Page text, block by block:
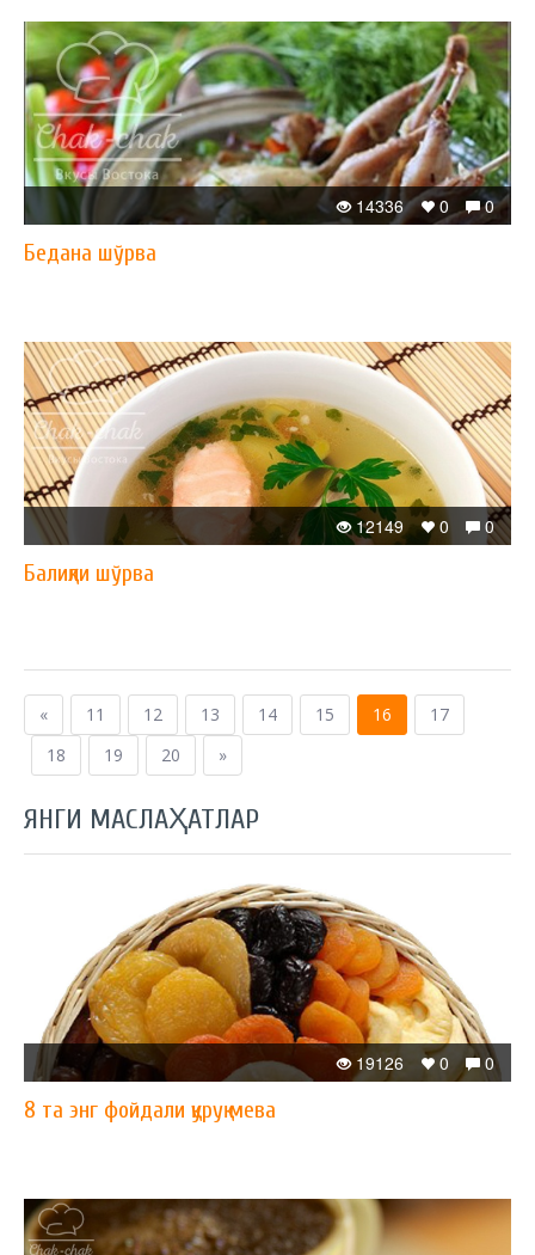
0
0
14336
Бедана шўрва
0
0
12149
Балиқли шўрва
« 11 12 13 14 15 16
17
18
19 20 »
ЯНГИ МАСЛАҲАТЛАР
0
0
19126
8 та энг фойдали қуруқ мева